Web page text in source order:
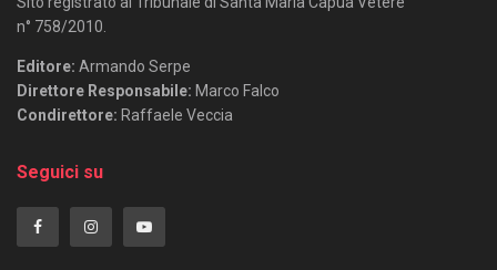
n° 758/2010.
Editore: Armando Serpe
Direttore Responsabile: Marco Falco
Condirettore: Raffaele Veccia
Seguici su